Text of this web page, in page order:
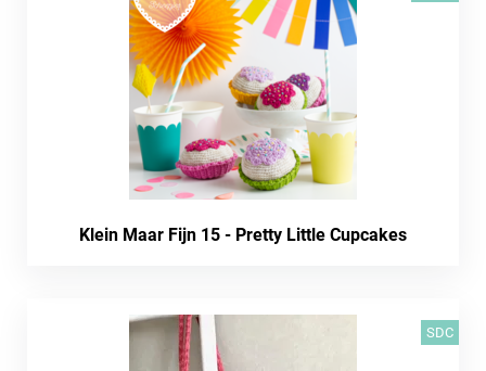
Klein Maar Fijn 15 - Pretty Little Cupcakes
SDC